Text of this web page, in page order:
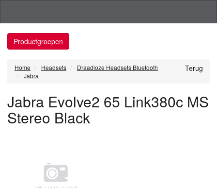
Productgroepen
Terug
Home Headsets
Draadloze Headsets Bluetooth
Jabra
Jabra Evolve2 65 Link380c MS
Stereo Black